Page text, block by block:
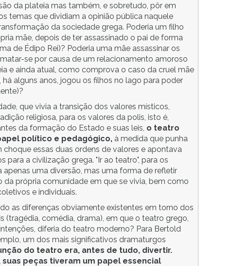
da plateia mas também, e sobretudo, pôr em
temas que dividiam a opinião pública naquele
da sociedade grega. Poderia um filho
mãe, depois de ter assassinado o pai de forma
de Édipo Rei)? Poderia uma mãe assassinar os
se por causa de um relacionamento amoroso
e ainda atual, como comprova o caso da cruel mãe
há alguns anos, jogou os filhos no lago para poder
que vivia a transição dos valores místicos,
religiosa, para os valores da polis, isto é,
da formação do Estado e suas leis, o teatro
político e pedagógico, à medida que punha
choque essas duas ordens de valores e apontava
para a civilização grega. "Ir ao teatro", para os
apenas uma diversão, mas uma forma de refletir
da própria comunidade em que se vivia, bem como
e individuais.
as diferenças obviamente existentes em torno dos
(tragédia, comédia, drama), em que o teatro grego,
diferia do teatro moderno? Para Bertold
um dos mais significativos dramaturgos
do teatro era, antes de tudo, divertir.
suas peças tiveram um papel essencial